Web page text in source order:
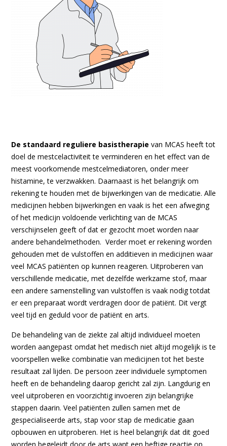
De standaard reguliere basistherapie van MCAS heeft tot
doel de mestcelactiviteit te verminderen en het effect van de
meest voorkomende mestcelmediatoren, onder meer
histamine, te verzwakken. Daarnaast is het belangrijk om
rekening te houden met de bijwerkingen van de medicatie. Alle
medicijnen hebben bijwerkingen en vaak is het een afweging
of het medicijn voldoende verlichting van de MCAS
verschijnselen geeft of dat er gezocht moet worden naar
andere behandelmethoden. Verder moet er rekening worden
gehouden met de vulstoffen en additieven in medicijnen waar
veel MCAS patiënten op kunnen reageren. Uitproberen van
verschillende medicatie, met dezelfde werkzame stof, maar
een andere samenstelling van vulstoffen is vaak nodig totdat
er een preparaat wordt verdragen door de patiënt. Dit vergt
veel tijd en geduld voor de patiënt en arts.
De behandeling van de ziekte zal altijd individueel moeten
worden aangepast omdat het medisch niet altijd mogelijk is te
voorspellen welke combinatie van medicijnen tot het beste
resultaat zal lijden. De persoon zeer individuele symptomen
heeft en de behandeling daarop gericht zal zijn. Langdurig en
veel uitproberen en voorzichtig invoeren zijn belangrijke
stappen daarin. Veel patiënten zullen samen met de
gespecialiseerde arts, stap voor stap de medicatie gaan
opbouwen en uitproberen. Het is heel belangrijk dat dit goed